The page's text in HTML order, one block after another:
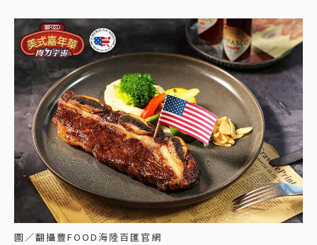
圖／翻攝豐FOOD海陸百匯官網